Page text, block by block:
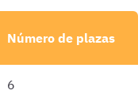
Número de plazas
6